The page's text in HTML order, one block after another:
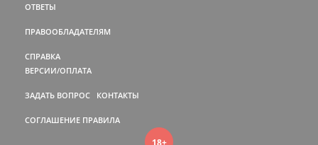
ОТВЕТЫ
ПРАВООБЛАДАТЕЛЯМ
СПРАВКА
ВЕРСИИ/ОПЛАТА
ЗАДАТЬ ВОПРОС КОНТАКТЫ
СОГЛАШЕНИЕ ПРАВИЛА
18+